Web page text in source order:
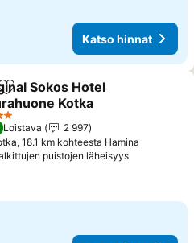
Katso hinnat
Lisää suosikkeihin
Sokos Hotel
Kotka
Loistava
2 997
18.1 km kohteesta Hamina
puistojen läheisyys